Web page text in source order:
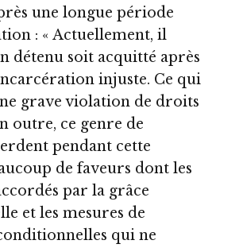
une longue période
: « Actuellement, il
détenu soit acquitté après
injuste. Ce qui
grave violation de droits
outre, ce genre de
pendant cette
de faveurs dont les
par la grâce
et les mesures de
qui ne